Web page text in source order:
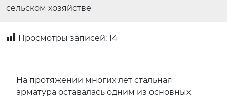
сельском хозяйстве
Просмотры записей: 14
На протяжении многих лет стальная
арматура оставалась одним из основных